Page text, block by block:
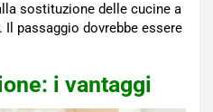
sostituzione delle cucine a
passaggio dovrebbe essere
i vantaggi